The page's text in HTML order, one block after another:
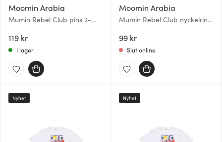
Moomin Arabia
Mumin Rebel Club pins 2-
119 kr
I lager
Moomin Arabia
Mumin Rebel Club nyckelring
99 kr
Slut online
Nyhet Nyhet